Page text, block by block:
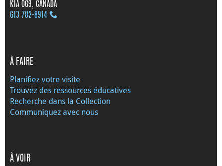
K1A 0G9, CANADA
613 782‑8914
À FAIRE
Planifiez votre visite
Trouvez des ressources éducatives
Recherche dans la Collection
Communiquez avec nous
À VOIR